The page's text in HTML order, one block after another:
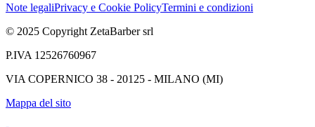
Note legaliPrivacy e Cookie PolicyTermini e condizioni
© 2025 Copyright ZetaBarber srl
P.IVA 12526760967
VIA COPERNICO 38 - 20125 - MILANO (MI)
Mappa del sito